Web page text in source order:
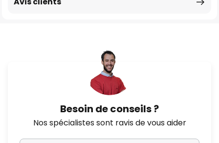
Besoin de conseils ?
Nos spécialistes sont ravis de vous aider